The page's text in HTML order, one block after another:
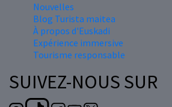
Nouvelles
Blog Turista maitea
À propos d'Euskadi
Expérience immersive
Tourisme responsable
SUIVEZ-NOUS SUR